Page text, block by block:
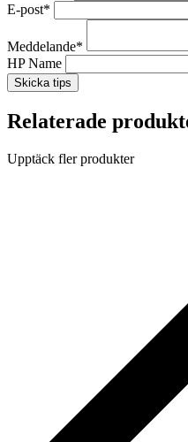
E-post*
Meddelande*
HP Name
Skicka tips
Relaterade
Upptäck fler produkter